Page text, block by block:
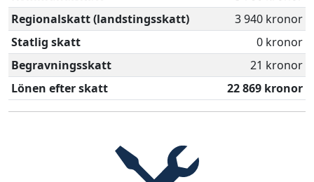
Regionalskatt (landstingsskatt)
3 940 kronor
Statlig skatt
0 kronor
Begravningsskatt
21 kronor
Lönen efter skatt
22 869 kronor